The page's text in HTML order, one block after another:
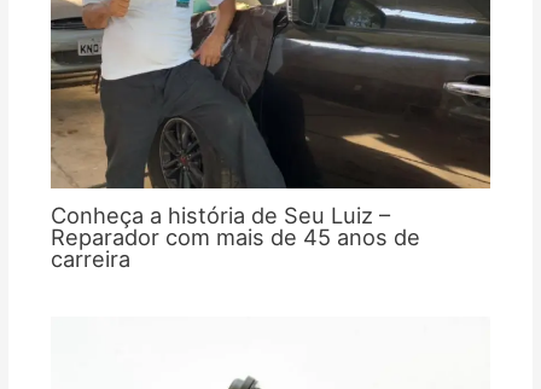
Conheça a história de Seu Luiz –
Reparador com mais de 45 anos de
carreira